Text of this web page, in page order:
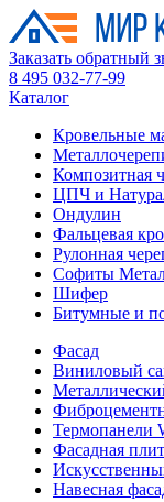
Заказать обратный
8 495 032-77-99
Каталог
Кровельные
Композитная
ЦПЧ и
Ондулин
Фальцевая
Рулонная
Софиты
Шифер
Битумные и
Фасад
Виниловый
Термопанели
Фасадная
Навесная